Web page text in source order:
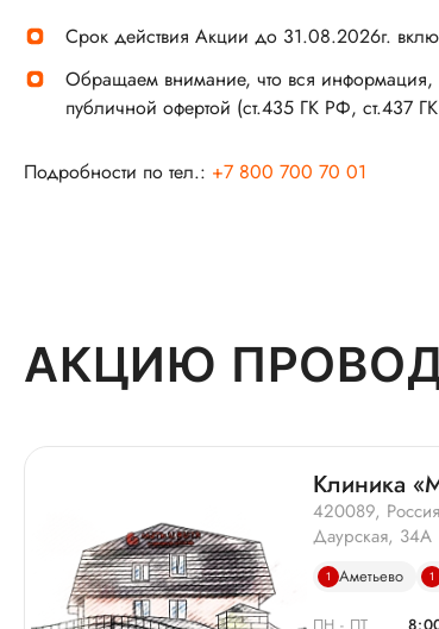
Срок действия Акции до 31.08.2026г.
Обращаем внимание, что вся информация,
публичной офертой (ст.435 ГК РФ, ст.437
Подробности по тел.: +7 800 700 70 01
АКЦИЮ
Клиника
420089,
Даурская, 34А
1 Аметьево 1